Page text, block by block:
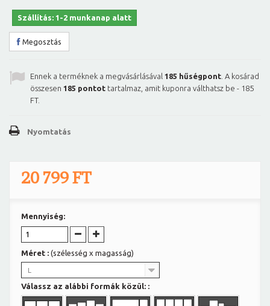
Szállítás: 1-2 munkanap alatt
Megosztás
Ennek a terméknek a megvásárlásával 185 hűségpont . A kosárad
összesen 185 pontot tartalmaz, amit kuponra válthatsz be - 185
FT.
Nyomtatás
20 799 FT
Mennyiség:
Méret : (szélesség x magasság)
L
Válassz az alábbi formák közül: :